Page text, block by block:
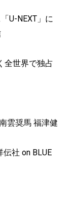
U-NEXT」に
全世界で独占
雲奨馬 福津健
伝社 on BLUE